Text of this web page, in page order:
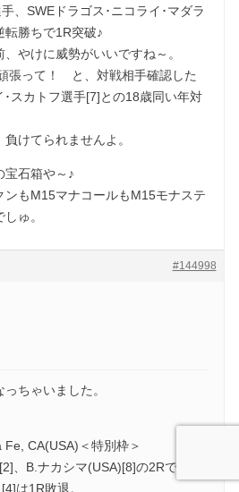
、SWEドラゴス･ニコライ･マダラ
転勝ちで1R突破♪
やけに威勢がいいですね～。
張って！ と、対戦相手確認した
スカトフ選手[7]との18歳同い年対
けてられませんよ。
宝石箱や～♪
ンもM15マナコールもM15モナステ
ゅ。
#144998
ちゃいました。
CA(USA)＜特別枠＞
、B.ナカシマ(USA)[8]の2Rです。
は1R敗退。